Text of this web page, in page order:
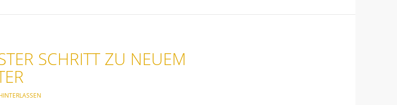
SCHRITT ZU NEUEM